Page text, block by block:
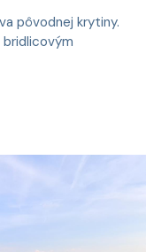
pôvodnej krytiny.
bridlicovým